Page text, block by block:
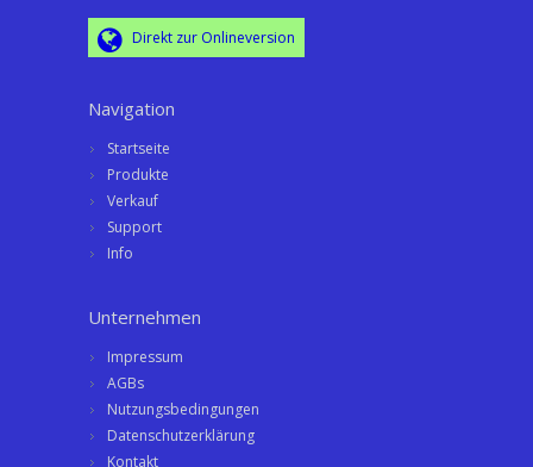
Direkt zur Onlineversion
Navigation
Startseite
Produkte
Verkauf
Support
Info
Unternehmen
Impressum
AGBs
Nutzungsbedingungen
Datenschutzerklärung
Kontakt